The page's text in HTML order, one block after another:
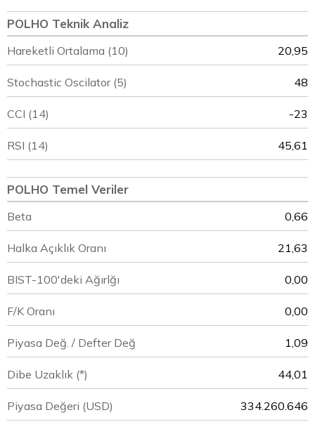
POLHO Teknik Analiz
Hareketli Ortalama (10) 20,95
Stochastic Oscilator (5) 48
CCI (14) -23
RSI (14) 45,61
POLHO Temel Veriler
Beta 0,66
Halka Açıklık Oranı 21,63
BIST-100'deki Ağırlğı 0,00
F/K Oranı 0,00
Piyasa Değ. / Defter Değ 1,09
Dibe Uzaklık (*) 44,01
Piyasa Değeri (USD) 334.260.646